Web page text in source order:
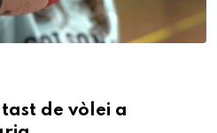
de vòlei a